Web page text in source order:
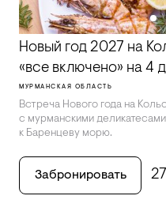
Новый год 2027 на
«все включено» на 4
МУРМАНСКАЯ ОБЛАСТЬ
Встреча Нового года на
с мурманскими
к Баренцеву морю.
Забронировать